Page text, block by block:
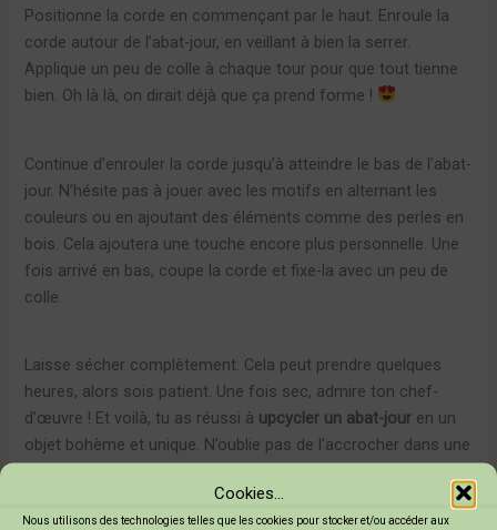
Cookies...
Nous utilisons des technologies telles que les cookies pour stocker et/ou accéder aux
Positionne la corde en commençant par le haut. Enroule la
corde autour de l’abat-jour, en veillant à bien la serrer.
Applique un peu de colle à chaque tour pour que tout tienne
bien. Oh là là, on dirait déjà que ça prend forme !
Continue d’enrouler la corde jusqu’à atteindre le bas de l’abat-
jour. N’hésite pas à jouer avec les motifs en alternant les
couleurs ou en ajoutant des éléments comme des perles en
bois. Cela ajoutera une touche encore plus personnelle. Une
fois arrivé en bas, coupe la corde et fixe-la avec un peu de
colle.
Laisse sécher complètement. Cela peut prendre quelques
heures, alors sois patient. Une fois sec, admire ton chef-
d’œuvre ! Et voilà, tu as réussi à upcycler un abat-jour en un
objet bohème et unique. N’oublie pas de l’accrocher dans une